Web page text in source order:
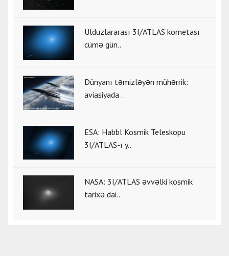
Ulduzlararası 3I/ATLAS kometası
cümə gün..
Dünyanı təmizləyən mühərrik:
aviasiyada ..
ESA: Habbl Kosmik Teleskopu
3I/ATLAS-ı y..
NASA: 3I/ATLAS əvvəlki kosmik
tarixə dai..